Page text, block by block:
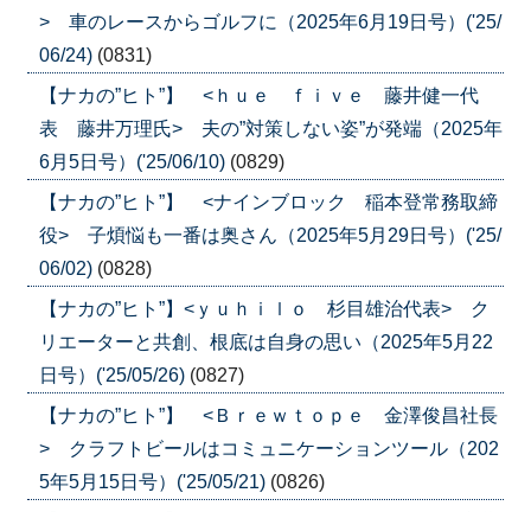
> 車のレースからゴルフに（2025年6月19日号）('25/
06/24) (0831)
【ナカの”ヒト”】 <ｈｕｅ ｆｉｖｅ 藤井健一代
表 藤井万理氏> 夫の”対策しない姿”が発端（2025年
6月5日号）('25/06/10) (0829)
【ナカの”ヒト”】 <ナインブロック 稲本登常務取締
役> 子煩悩も一番は奥さん（2025年5月29日号）('25/
06/02) (0828)
【ナカの”ヒト”】<ｙｕｈｉｌｏ 杉目雄治代表> ク
リエーターと共創、根底は自身の思い（2025年5月22
日号）('25/05/26) (0827)
【ナカの”ヒト”】 <Ｂｒｅｗｔｏｐｅ 金澤俊昌社長
> クラフトビールはコミュニケーションツール（202
5年5月15日号）('25/05/21) (0826)